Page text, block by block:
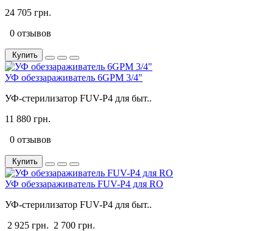
24 705 грн.
0 отзывов
Купить
УФ обеззараживатель 6GPM 3/4"
УФ-стерилизатор FUV-P4 для быт..
11 880 грн.
0 отзывов
Купить
УФ обеззараживатель FUV-P4 для RO
УФ-стерилизатор FUV-P4 для быт..
2 925 грн. 2 700 грн.